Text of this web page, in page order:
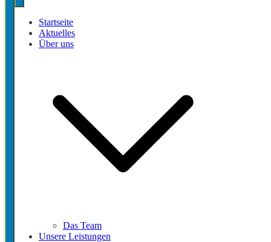
Startseite
Aktuelles
Über uns
Das Team
Unsere Leistungen